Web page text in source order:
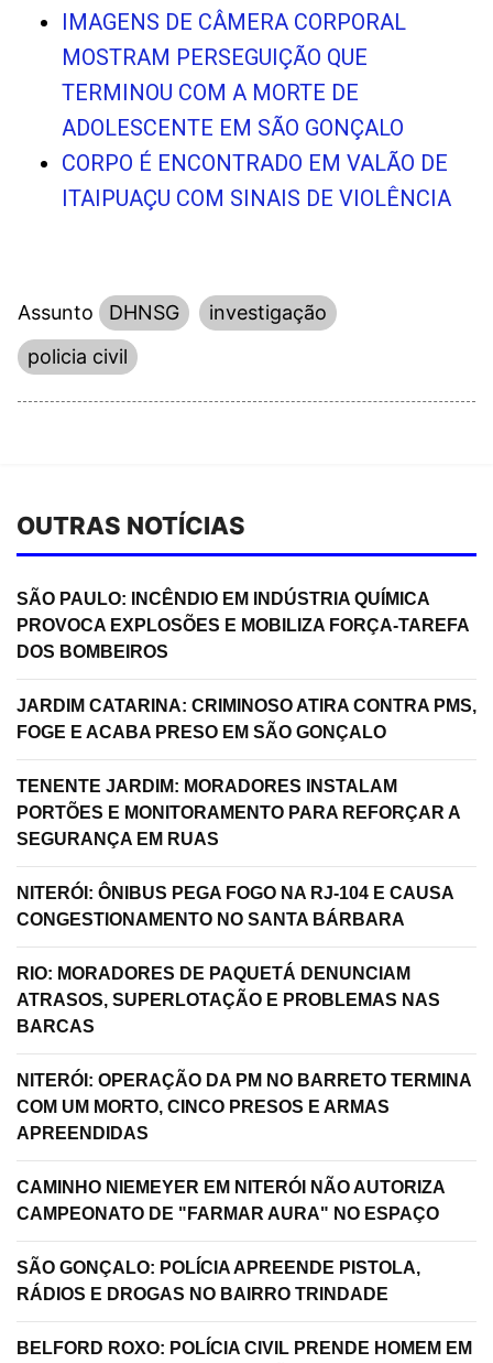
IMAGENS DE CÂMERA CORPORAL
MOSTRAM PERSEGUIÇÃO QUE
TERMINOU COM A MORTE DE
ADOLESCENTE EM SÃO GONÇALO
CORPO É ENCONTRADO EM VALÃO DE
ITAIPUAÇU COM SINAIS DE VIOLÊNCIA
Assunto DHNSG
investigação
policia civil
OUTRAS NOTÍCIAS
SÃO PAULO: INCÊNDIO EM INDÚSTRIA QUÍMICA
PROVOCA EXPLOSÕES E MOBILIZA FORÇA-TAREFA
DOS BOMBEIROS
JARDIM CATARINA: CRIMINOSO ATIRA CONTRA PMS,
FOGE E ACABA PRESO EM SÃO GONÇALO
TENENTE JARDIM: MORADORES INSTALAM
PORTÕES E MONITORAMENTO PARA REFORÇAR A
SEGURANÇA EM RUAS
NITERÓI: ÔNIBUS PEGA FOGO NA RJ-104 E CAUSA
CONGESTIONAMENTO NO SANTA BÁRBARA
RIO: MORADORES DE PAQUETÁ DENUNCIAM
ATRASOS, SUPERLOTAÇÃO E PROBLEMAS NAS
BARCAS
NITERÓI: OPERAÇÃO DA PM NO BARRETO TERMINA
COM UM MORTO, CINCO PRESOS E ARMAS
APREENDIDAS
CAMINHO NIEMEYER EM NITERÓI NÃO AUTORIZA
CAMPEONATO DE "FARMAR AURA" NO ESPAÇO
SÃO GONÇALO: POLÍCIA APREENDE PISTOLA,
RÁDIOS E DROGAS NO BAIRRO TRINDADE
BELFORD ROXO: POLÍCIA CIVIL PRENDE HOMEM EM